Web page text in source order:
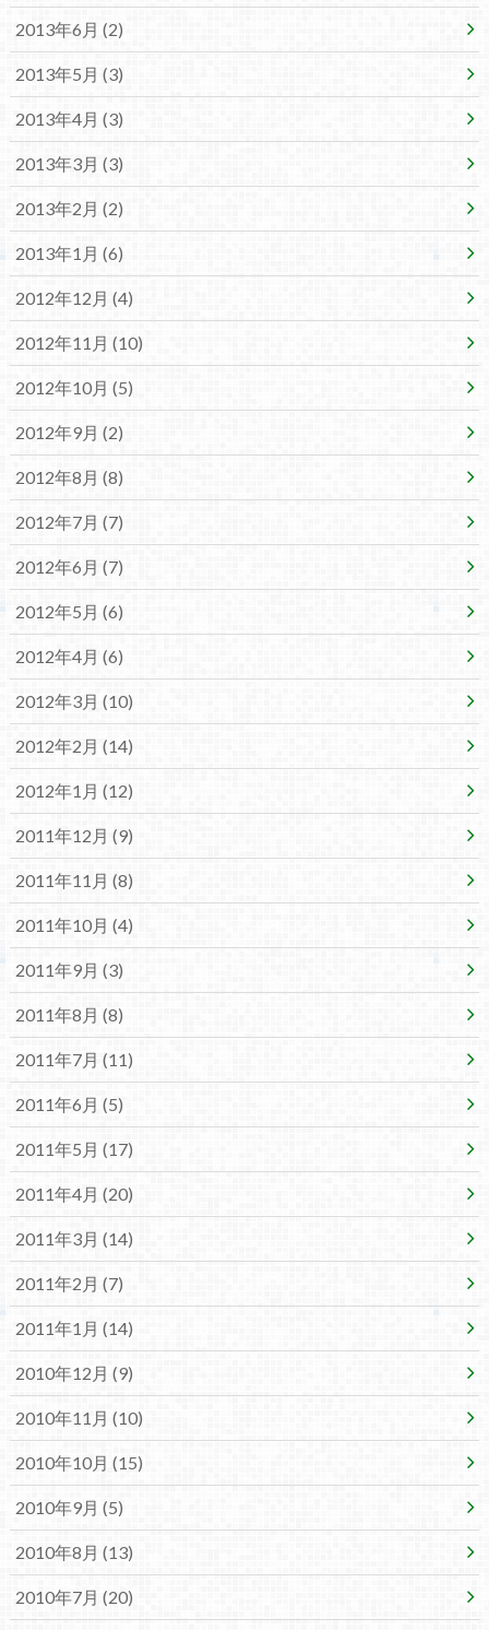
2013年6月 (2)
2013年5月 (3)
2013年4月 (3)
2013年3月 (3)
2013年2月 (2)
2013年1月 (6)
2012年12月 (4)
2012年11月 (10)
2012年10月 (5)
2012年9月 (2)
2012年8月 (8)
2012年7月 (7)
2012年6月 (7)
2012年5月 (6)
2012年4月 (6)
2012年3月 (10)
2012年2月 (14)
2012年1月 (12)
2011年12月 (9)
2011年11月 (8)
2011年10月 (4)
2011年9月 (3)
2011年8月 (8)
2011年7月 (11)
2011年6月 (5)
2011年5月 (17)
2011年4月 (20)
2011年3月 (14)
2011年2月 (7)
2011年1月 (14)
2010年12月 (9)
2010年11月 (10)
2010年10月 (15)
2010年9月 (5)
2010年8月 (13)
2010年7月 (20)